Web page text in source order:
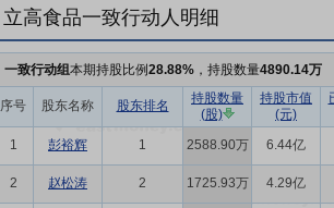
立高食品一致行动人明细
一致行动组本期持股比例28.88% ，持股数量4890.14万
序号 股东名称 股东排名
持股数量
(股)
持股市值
(元)
1 彭裕辉 1 2588.90万 6.44亿
2 赵松涛 2 1725.93万 4.29亿